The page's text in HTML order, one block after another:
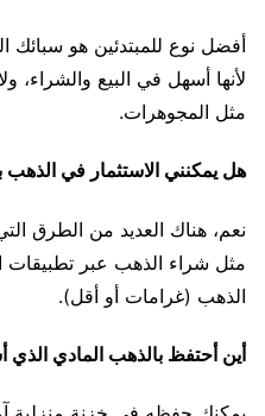
لأنها أسهل في البيع والشراء،
مثل المجوهرات.
هل يمكنني الاستثمار في الذهب
نعم، هناك العديد من الطرق
مثل شراء الذهب عبر تطبيقات
الذهب (غرامات أو أقل).
أين أحتفظ بالذهب المادي الذي